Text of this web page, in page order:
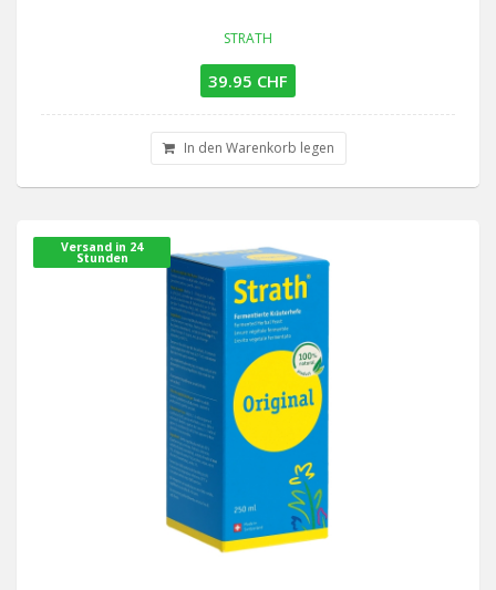
STRATH
39.95 CHF
In den Warenkorb legen
Versand in 24
Stunden